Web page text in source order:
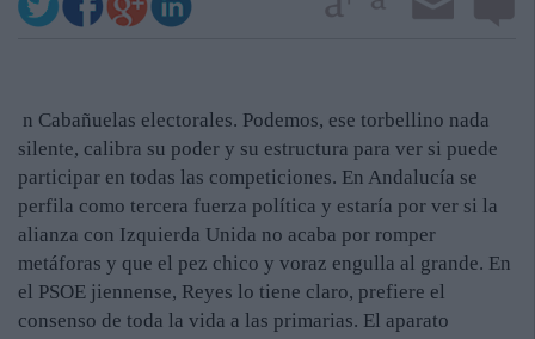
n Cabañuelas electorales. Podemos, ese torbellino nada
silente, calibra su poder y su estructura para ver si puede
participar en todas las competiciones. En Andalucía se
perfila como tercera fuerza política y estaría por ver si la
alianza con Izquierda Unida no acaba por romper
metáforas y que el pez chico y voraz engulla al grande. En
el PSOE jiennense, Reyes lo tiene claro, prefiere el
consenso de toda la vida a las primarias. El aparato